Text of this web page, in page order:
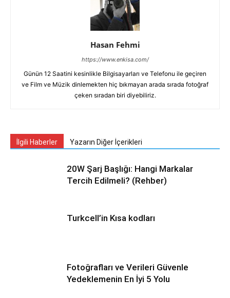
Hasan Fehmi
https://www.enkisa.com/
Günün 12 Saatini kesinlikle Bilgisayarları ve Telefonu ile geçiren
ve Film ve Müzik dinlemekten hiç bıkmayan arada sırada fotoğraf
çeken sıradan biri diyebiliriz.
İlgili Haberler Yazarın Diğer İçerikleri
20W Şarj Başlığı: Hangi Markalar
Tercih Edilmeli? (Rehber)
Turkcell’in Kısa kodları
Fotoğrafları ve Verileri Güvenle
Yedeklemenin En İyi 5 Yolu